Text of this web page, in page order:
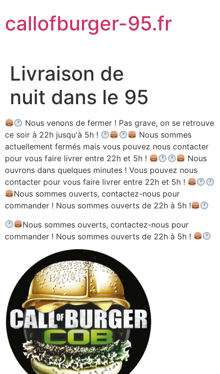
contenu
callofburger-95.fr
Livraison de
nuit dans le 95
Nous venons de fermer ! Pas grave, on se retrouve
ce soir à 22h jusqu'à 5h !
Nous sommes
actuellement fermés mais vous pouvez nous contacter
pour vous faire livrer entre 22h et 5h !
Nous
ouvrons dans quelques minutes ! Vous pouvez nous
contacter pour vous faire livrer entre 22h et 5h !
Nous sommes ouverts, contactez-nous pour
commander ! Nous sommes ouverts de 22h à 5h !
Nous sommes ouverts, contactez-nous pour
commander ! Nous sommes ouverts de 22h à 5h !